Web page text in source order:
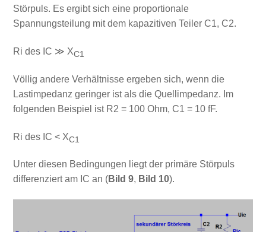
Störpuls. Es ergibt sich eine proportionale
Spannungsteilung mit dem kapazitiven Teiler C1, C2.
Ri des IC ≫ XC1
Völlig andere Verhältnisse ergeben sich, wenn die
Lastimpedanz geringer ist als die Quellimpedanz. Im
folgenden Beispiel ist R2 = 100 Ohm, C1 = 10 fF.
Ri des IC < XC1
Unter diesen Bedingungen liegt der primäre Störpuls
differenziert am IC an (Bild 9, Bild 10).